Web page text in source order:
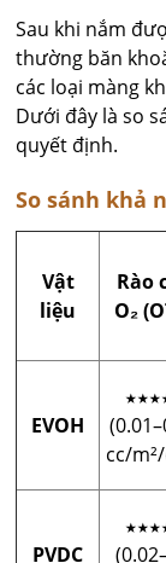
Sau khi nắm
thường băn
các loại màng
Dưới đây là so
quyết định.
So sánh khả
Vật
liệu
Rào
O₂
EVOH
cc/
PVDC